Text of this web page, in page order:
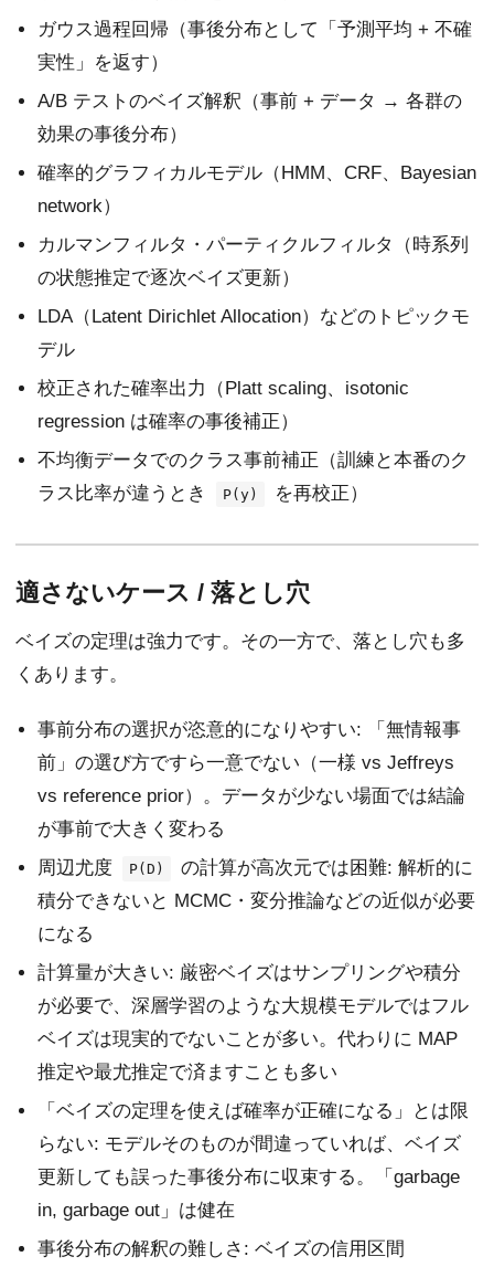
ガウス過程回帰（事後分布として「予測平均 + 不確
実性」を返す）
A/B テストのベイズ解釈（事前 + データ → 各群の
効果の事後分布）
確率的グラフィカルモデル（HMM、CRF、Bayesian
network）
カルマンフィルタ・パーティクルフィルタ（時系列
の状態推定で逐次ベイズ更新）
LDA（Latent Dirichlet Allocation）などのトピックモ
デル
校正された確率出力（Platt scaling、isotonic
regression は確率の事後補正）
不均衡データでのクラス事前補正（訓練と本番のク
ラス比率が違うとき
P(y) を再校正）
適さないケース / 落とし穴
ベイズの定理は強力です。その一方で、落とし穴も多
くあります。
事前分布の選択が恣意的になりやすい: 「無情報事
前」の選び方ですら一意でない（一様 vs Jeffreys
vs reference prior）。データが少ない場面では結論
が事前で大きく変わる
周辺尤度
P(D)
の計算が高次元では困難: 解析的に
積分できないと MCMC・変分推論などの近似が必要
になる
計算量が大きい: 厳密ベイズはサンプリングや積分
が必要で、深層学習のような大規模モデルではフル
ベイズは現実的でないことが多い。代わりに MAP
推定や最尤推定で済ますことも多い
「ベイズの定理を使えば確率が正確になる」とは限
らない: モデルそのものが間違っていれば、ベイズ
更新しても誤った事後分布に収束する。「garbage
in, garbage out」は健在
事後分布の解釈の難しさ: ベイズの信用区間